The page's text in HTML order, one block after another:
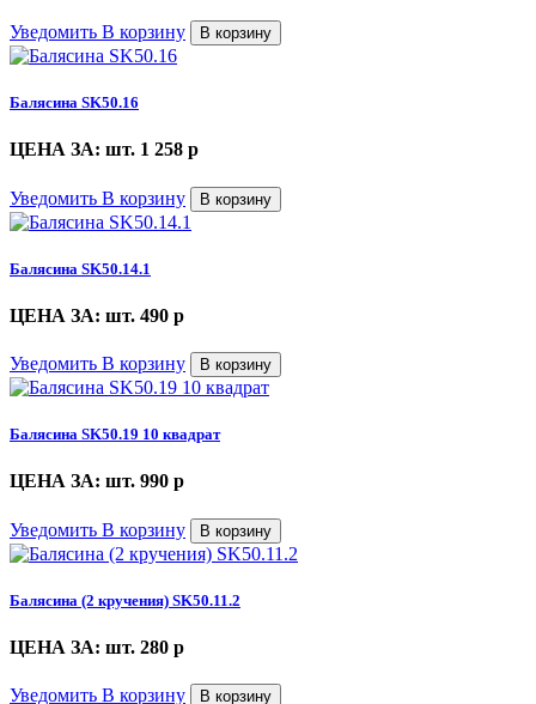
Уведомить В корзину В корзину
Балясина SK50.16
ЦЕНА ЗА: шт. 1 258 p
Уведомить В корзину В корзину
Балясина SK50.14.1
ЦЕНА ЗА: шт. 490 p
Уведомить В корзину В корзину
Балясина SK50.19 10 квадрат
ЦЕНА ЗА: шт. 990 p
Уведомить В корзину В корзину
Балясина (2 кручения) SK50.11.2
ЦЕНА ЗА: шт. 280 p
Уведомить В корзину В корзину